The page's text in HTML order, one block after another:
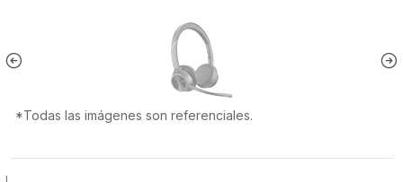
*Todas las imágenes son referenciales.